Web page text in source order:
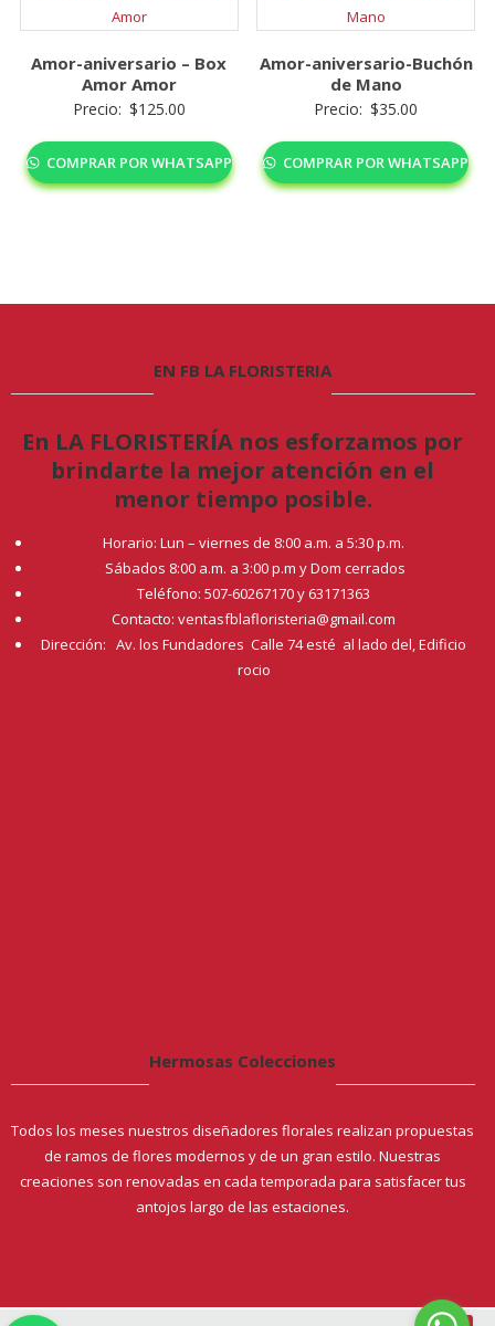
Amor-aniversario – Box
Amor Amor
Precio: $125.00
COMPRAR POR WHATSAPP
Amor-aniversario-Buchón
de Mano
Precio: $35.00
COMPRAR POR WHATSAPP
EN FB LA FLORISTERIA
En LA FLORISTERÍA nos esforzamos por
brindarte la mejor atención en el
menor tiempo posible.
Horario: Lun – viernes de 8:00 a.m. a 5:30 p.m.
Sábados 8:00 a.m. a 3:00 p.m y Dom cerrados
Teléfono: 507-60267170 y 63171363
Contacto: ventasfblafloristeria@gmail.com
Dirección: Av. los Fundadores Calle 74 esté al lado del, Edificio
rocio
Hermosas Colecciones
Todos los meses nuestros diseñadores florales realizan propuestas
de ramos de flores modernos y de un gran estilo. Nuestras
creaciones son renovadas en cada temporada para satisfacer tus
antojos largo de las estaciones.